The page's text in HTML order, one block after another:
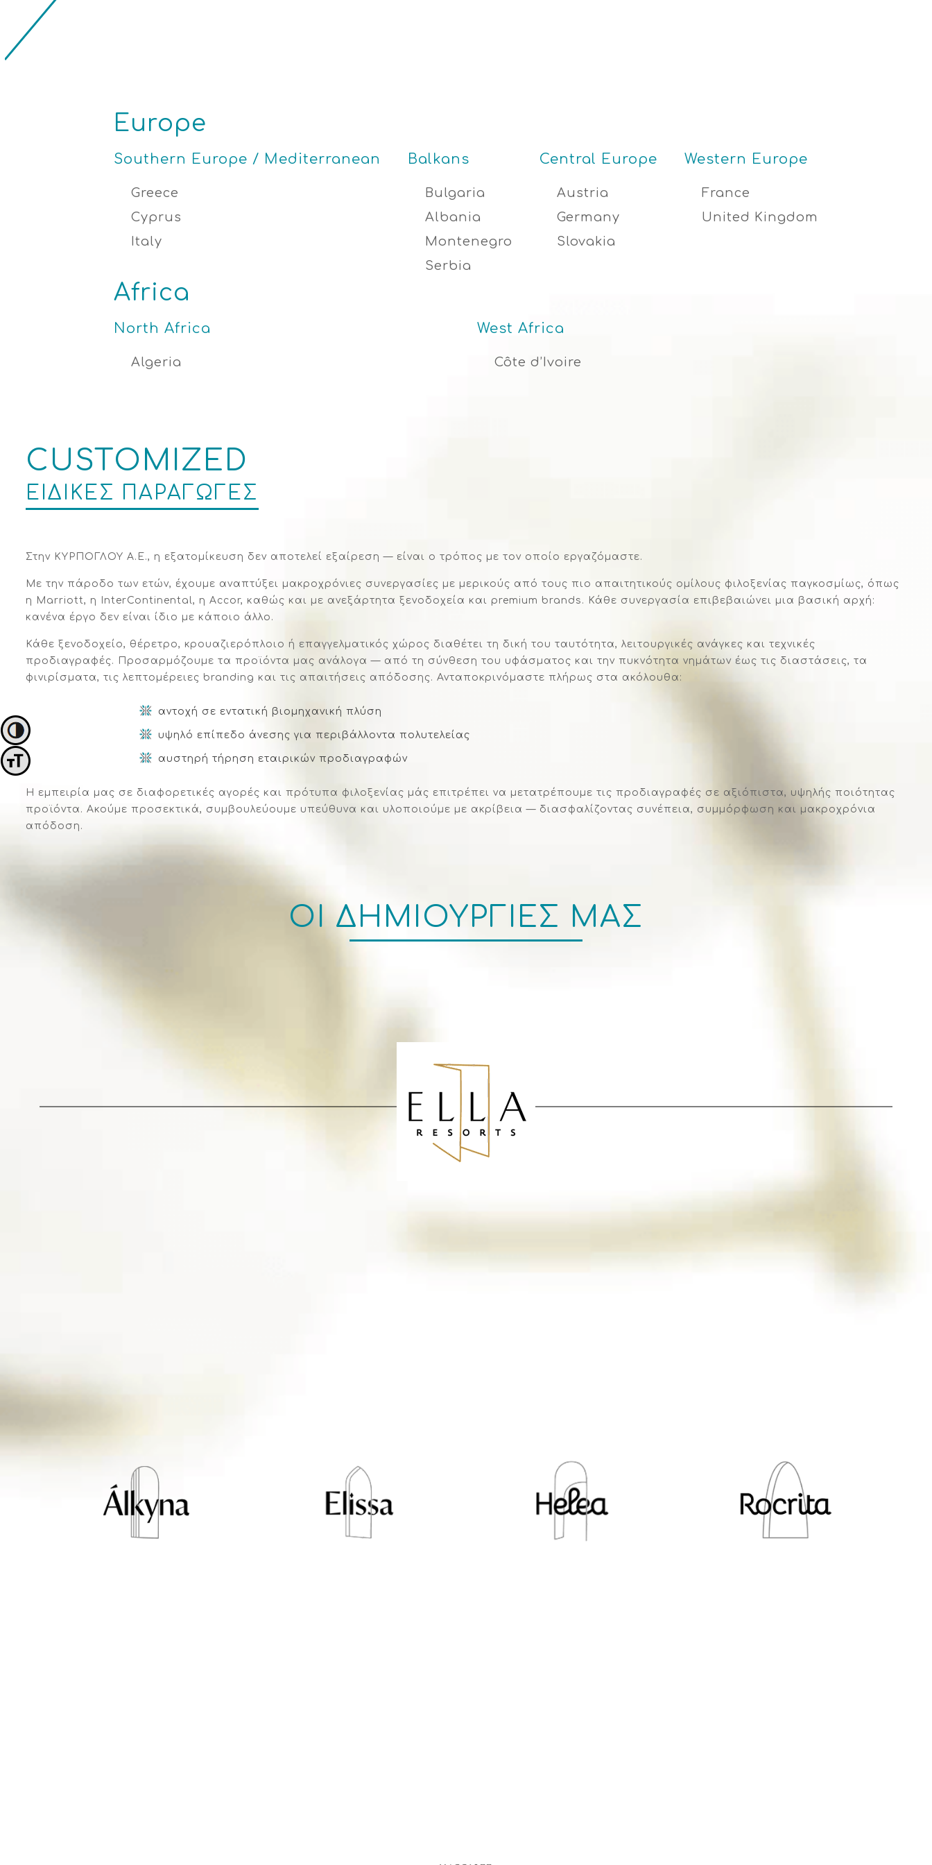
Εναλλαγή Υψηλής Αντίθεσης
Εναλλαγή Μεγέθους Γραμμάτων
Europe
Southern Europe / Mediterranean
Greece
Cyprus
Italy
Balkans
Bulgaria
Albania
Montenegro
Serbia
Central Europe
Austria
Germany
Slovakia
Western Europe
France
United Kingdom
Africa
North Africa
Algeria
West Africa
Côte d’Ivoire
CUSTOMIZED
ΕΙΔΙΚΕΣ ΠΑΡΑΓΩΓΕΣ
Στην ΚΥΡΠΟΓΛΟΥ Α.Ε., η εξατομίκευση δεν αποτελεί εξαίρεση — είναι ο τρόπος με τον οποίο εργαζόμαστε.
Με την πάροδο των ετών, έχουμε αναπτύξει μακροχρόνιες συνεργασίες με μερικούς από τους πιο απαιτητικούς ομίλους φιλοξενίας παγκοσμίως, όπως
η Marriott, η InterContinental, η Accor, καθώς και με ανεξάρτητα ξενοδοχεία και premium brands. Κάθε συνεργασία επιβεβαιώνει μια βασική αρχή:
κανένα έργο δεν είναι ίδιο με κάποιο άλλο.
Κάθε ξενοδοχείο, θέρετρο, κρουαζιερόπλοιο ή επαγγελματικός χώρος διαθέτει τη δική του ταυτότητα, λειτουργικές ανάγκες και τεχνικές
προδιαγραφές. Προσαρμόζουμε τα προϊόντα μας ανάλογα — από τη σύνθεση του υφάσματος και την πυκνότητα νημάτων έως τις διαστάσεις, τα
φινιρίσματα, τις λεπτομέρειες branding και τις απαιτήσεις απόδοσης. Ανταποκρινόμαστε πλήρως στα ακόλουθα:
αντοχή σε εντατική βιομηχανική πλύση
υψηλό επίπεδο άνεσης για περιβάλλοντα πολυτελείας
αυστηρή τήρηση εταιρικών προδιαγραφών
Η εμπειρία μας σε διαφορετικές αγορές και πρότυπα φιλοξενίας μάς επιτρέπει να μετατρέπουμε τις προδιαγραφές σε αξιόπιστα, υψηλής ποιότητας
προϊόντα. Ακούμε προσεκτικά, συμβουλεύουμε υπεύθυνα και υλοποιούμε με ακρίβεια — διασφαλίζοντας συνέπεια, συμμόρφωση και μακροχρόνια
απόδοση.
ΟΙ ΔΗΜΙΟΥΡΓΙΕΣ ΜΑΣ